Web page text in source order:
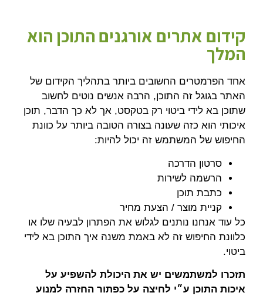
קידום אתרים אורגנים התוכן הוא
המלך
אחד הפרמטרים החשובים ביותר בתהליך הקידום של
האתר בגוגל זה התוכן, הרבה אנשים נוטים לחשוב
שתוכן בא לידי ביטוי רק בטקסט, אך לא כך הדבר, תוכן
איכותי הוא כזה שעונה בצורה הטובה ביותר על כוונת
החיפוש של המשתמש זה יכול להיות:
סרטון הדרכה
הרשמה לשירות
כתבת תוכן
קניית מוצר / הצעת מחיר
כל עוד אנחנו נותנים לגלוש את הפתרון לבעיה שלו או
כלוונת החיפוש זה לא באמת משנה איך התוכן בא לידי
ביטוי.
תזכרו למשתמשים יש את היכולת להשפיע על
איכות התוכן ע״י לחיצה על כפתור החזרה למנוע